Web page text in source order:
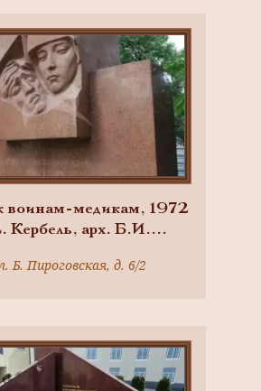
Н.П. Платонов, гранит
воинам-медикам, 1972
Кербель, арх. Б.И.
Б. Пироговская, д. 6/2